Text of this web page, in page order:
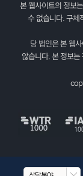
본 웹사이트의 정보
수 없습니다. 구체
당 법인은 본 웹
않습니다. 본 정보
